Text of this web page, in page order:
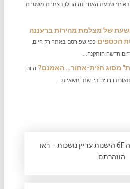
באוזני שבעת האחרונה החלו בצמרת משטרת
של מצלמת מהירות ברעננה
הכספים כפי שפורסם באתר רק היום,
חדשה הותקנה...
מסוג חזית-אחור… האמנם? היום
דרכים בין שתי משאיות....
מצלמות המולטנובה 6F הישנות עדיין נושכות – ראו
הוזהרתם